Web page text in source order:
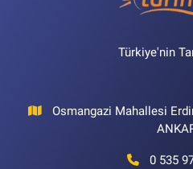
Türkiye'nin
Osmangazi Mahallesi
0 535